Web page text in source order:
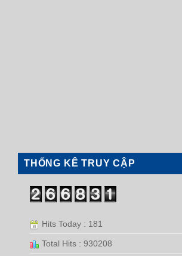
THỐNG KÊ TRUY CẬP
Hits Today : 181
Total Hits : 930208